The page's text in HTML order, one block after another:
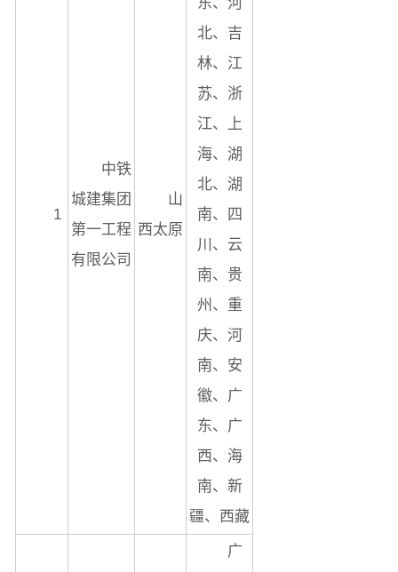
1
中铁
城建集团
第一工程
有限公司
山
西太原
北、吉
林、江
苏、浙
江、上
海、湖
北、湖
南、四
川、云
南、贵
州、重
庆、河
南、安
徽、广
东、广
西、海
南、新
疆、西藏
广